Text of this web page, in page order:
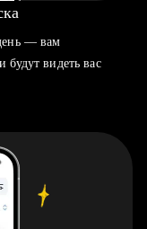
— вам
будут видеть вас